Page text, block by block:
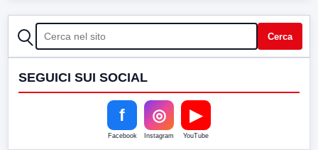
CERCA Cerca
SEGUICI SUI SOCIAL
f
Facebook
◎
Instagram
▶
YouTube